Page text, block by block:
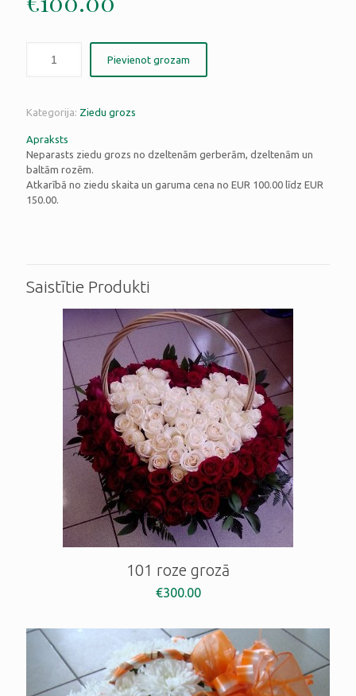
Pievienot grozam
Kategorija: Ziedu grozs
Apraksts
Neparasts ziedu grozs no dzeltenām gerberām, dzeltenām un
baltām rozēm.
Atkarībā no ziedu skaita un garuma cena no EUR 100.00 līdz EUR
150.00.
Saistītie Produkti
101 roze grozā
€300.00